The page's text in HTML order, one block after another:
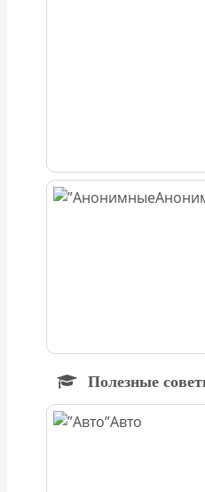
Полезные
Авто